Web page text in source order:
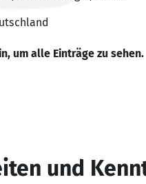
um alle Einträge zu sehen.
und